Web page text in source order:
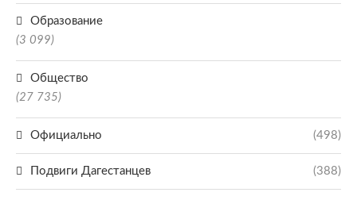
Образование
(3 099)
Общество
(27 735)
Официально (498)
Подвиги Дагестанцев (388)